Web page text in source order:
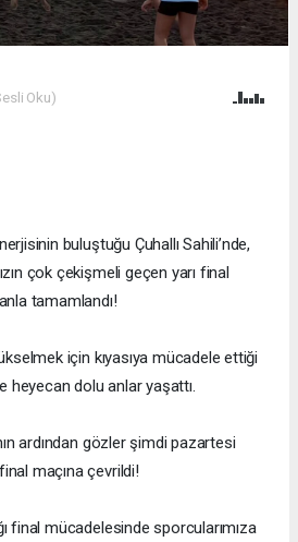
Oku)
buluştuğu Çuhallı Sahili’nde,
çok çekişmeli geçen yarı final
tamamlandı!
için kıyasıya mücadele ettiği
heyecan dolu anlar yaşattı.
ardından gözler şimdi pazartesi
maçına çevrildi!
final mücadelesinde sporcularımıza